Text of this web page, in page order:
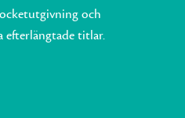
och
efterlängtade titlar.